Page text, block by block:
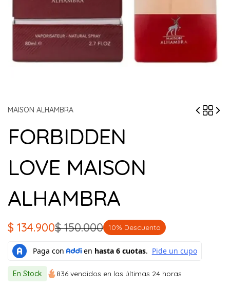
MAISON ALHAMBRA
FORBIDDEN
LOVE MAISON
ALHAMBRA
$150.000
El
precio
original
era:
$ 134.900
El
precio
actual
es:
10% Descuento
En Stock 836 vendidos en las últimas 24 horas